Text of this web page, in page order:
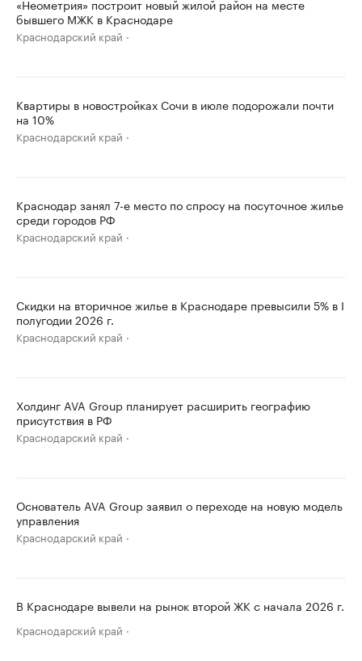
«Неометрия» построит новый жилой район на месте
бывшего МЖК в Краснодаре
Краснодарский край
Квартиры в новостройках Сочи в июле подорожали почти
на 10%
Краснодарский край
Краснодар занял 7-е место по спросу на посуточное жилье
среди городов РФ
Краснодарский край
Скидки на вторичное жилье в Краснодаре превысили 5% в I
полугодии 2026 г.
Краснодарский край
Холдинг AVA Group планирует расширить географию
присутствия в РФ
Краснодарский край
Основатель AVA Group заявил о переходе на новую модель
управления
Краснодарский край
В Краснодаре вывели на рынок второй ЖК с начала 2026 г.
Краснодарский край